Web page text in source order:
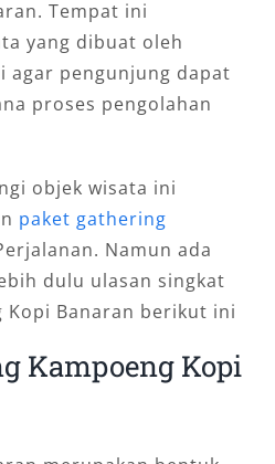
Tempat ini
yang dibuat oleh
agar pengunjung dapat
proses pengolahan
objek wisata ini
paket gathering
Namun ada
dulu ulasan singkat
Kopi Banaran berikut ini
Kampoeng Kopi